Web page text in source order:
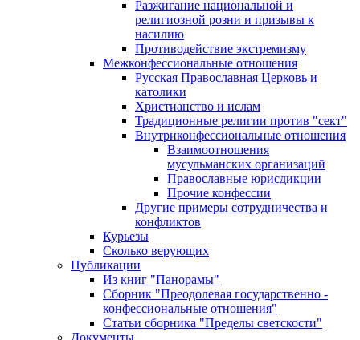
Разжигание национальной и
религиозной розни и призывы к
насилию
Противодействие экстремизму
Межконфессиональные отношения
Русская Православная Церковь и
католики
Христианство и ислам
Традиционные религии против "сект"
Внутриконфессиональные отношения
Взаимоотношения
мусульманских организаций
Православные юрисдикции
Прочие конфессии
Другие примеры сотрудничества и
конфликтов
Курьезы
Сколько верующих
Публикации
Из книг "Панорамы"
Сборник "Преодолевая государственно -
конфессиональные отношения"
Статьи сборника "Пределы светскости"